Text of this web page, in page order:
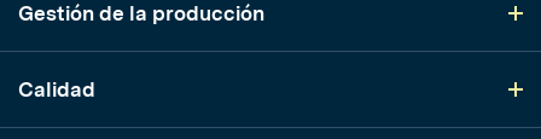
Gestión de la producción
Calidad